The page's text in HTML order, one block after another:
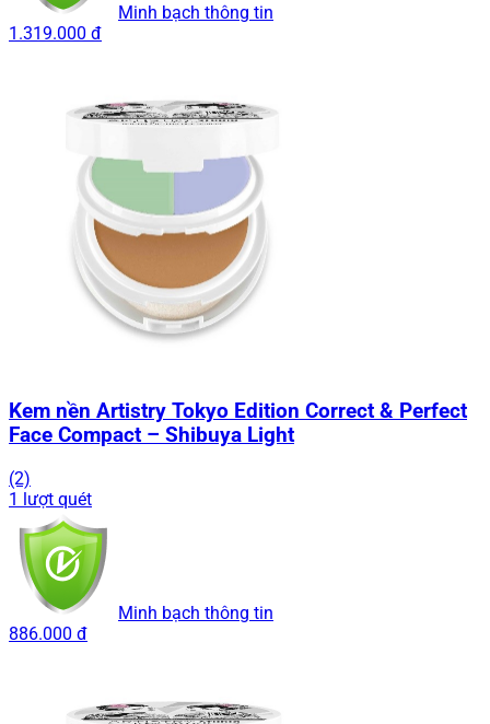
Minh bạch thông tin
1.319.000 đ
Kem nền Artistry Tokyo Edition Correct & Perfect
Face Compact – Shibuya Light
(2)
1 lượt quét
Minh bạch thông tin
886.000 đ